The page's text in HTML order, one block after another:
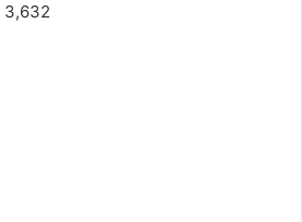
3,632